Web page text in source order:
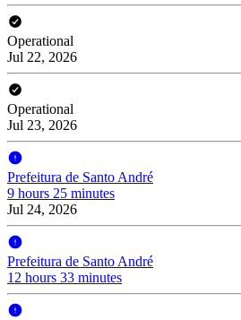
Operational
Jul 22, 2026
Operational
Jul 23, 2026
Prefeitura de Santo André
9 hours 25 minutes
Jul 24, 2026
Prefeitura de Santo André
12 hours 33 minutes